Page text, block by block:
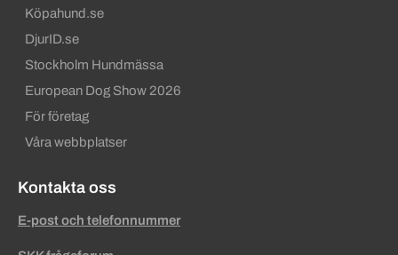
Köpahund.se
DjurID.se
Stockholm Hundmässa
European Dog Show 2026
För företag
Våra webbplatser
Kontakta oss
E-post och telefonnummer